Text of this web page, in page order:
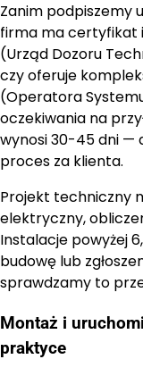
Zanim podpiszemy
firma ma certyfikat
(Urząd Dozoru
czy oferuje
(Operatora
oczekiwania na
wynosi 30-45 dni —
proces za klienta.
Projekt techniczny
elektryczny,
Instalacje powyżej
budowę lub
sprawdzamy to
Montaż i
praktyce